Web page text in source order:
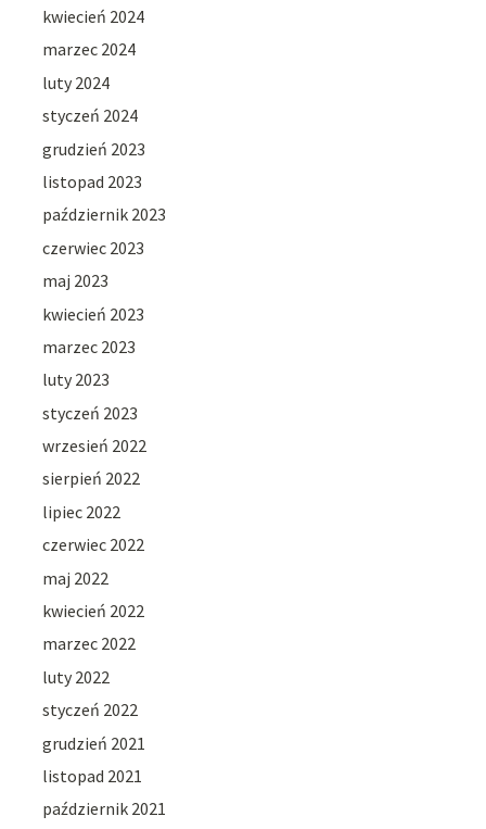
kwiecień 2024
marzec 2024
luty 2024
styczeń 2024
grudzień 2023
listopad 2023
październik 2023
czerwiec 2023
maj 2023
kwiecień 2023
marzec 2023
luty 2023
styczeń 2023
wrzesień 2022
sierpień 2022
lipiec 2022
czerwiec 2022
maj 2022
kwiecień 2022
marzec 2022
luty 2022
styczeń 2022
grudzień 2021
listopad 2021
październik 2021